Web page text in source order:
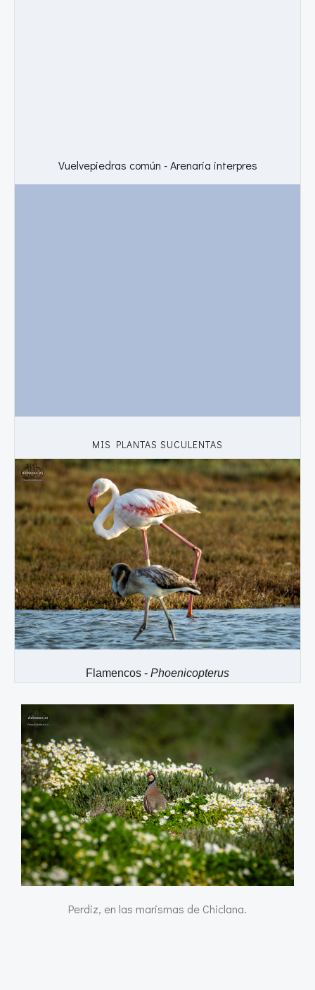
Vuelvepiedras común - Arenaria interpres
MIS PLANTAS SUCULENTAS
Flamencos - Phoenicopterus
Perdiz, en las marismas de Chiclana.